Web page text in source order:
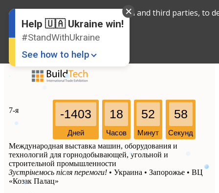
Russian
Ukrainian
-1403
Дней
18
Часов
52
Минут
58
Секунд
7-я
Международная выставка машин, оборудования и
технологий для горнодобывающей, угольной и
строительной промышленности
Зустрінемось після перемоги! • Украина • Запорожье • ВЦ
«Козак Палац»
Help 🇺🇦 Ukraine win!
#StandWithUkraine
See how to help
Donate
💸
Support Ukraine
❤
Share this widget
We use cookies, both our own and third parties,